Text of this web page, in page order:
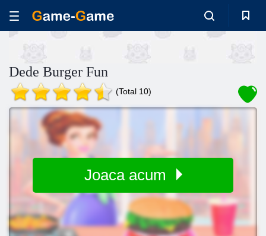
Dede Burger Fun
(Total 10)
Joaca acum